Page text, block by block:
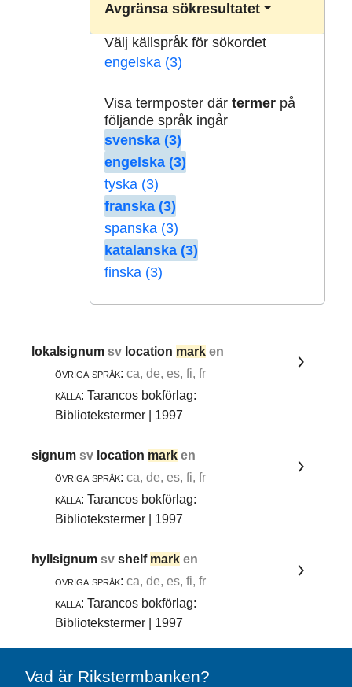
Avgränsa sökresultatet
Välj källspråk för sökordet
engelska (3)
Visa termposter där termerpå
följande språk ingår
svenska (3)
engelska (3)
tyska (3)
franska (3)
spanska (3)
katalanska (3)
finska (3)
lokalsignumsv location mark en
övriga språk: ca, de, es, fi, fr
källa: Tarancos bokförlag:
Bibliotekstermer | 1997
signumsv location mark en
övriga språk: ca, de, es, fi, fr
källa: Tarancos bokförlag:
Bibliotekstermer | 1997
hyllsignumsvshelf mark en
övriga språk: ca, de, es, fi, fr
källa: Tarancos bokförlag:
Bibliotekstermer | 1997
Vad är Rikstermbanken?